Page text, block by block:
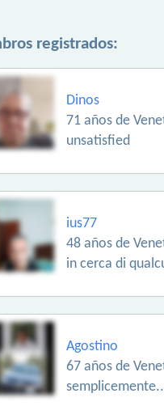
registrados:
Dinos
71 años de
unsatisfied
ius77
48 años de
in cerca di
Agostino
67 años de